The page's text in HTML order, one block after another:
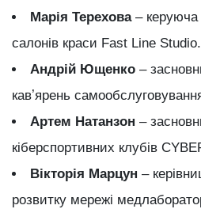
Марія Терехова– керуюча
салонів краси Fast Line Studio.
Андрій Ющенко–
кавʼярень
Артем Натанзон –
кіберспортивних клубів
Вікторія Марцун –
розвитку мережі